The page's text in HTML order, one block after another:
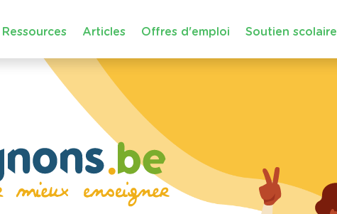
Ressources Articles Offres d'emploi Soutien scolaire